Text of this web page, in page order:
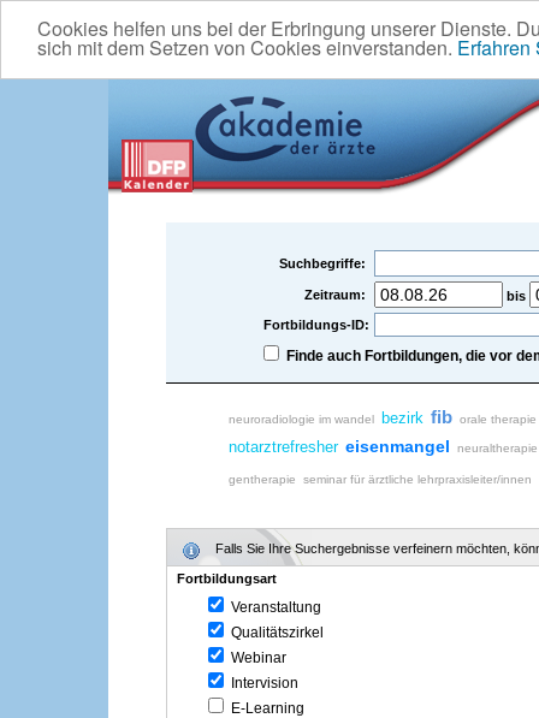
Cookies helfen uns bei der Erbringung unserer Dienste.
sich mit dem Setzen von Cookies einverstanden. Erfahren
Suchbegriffe:
Zeitraum:
bis
Fortbildungs-ID:
Finde auch Fortbildungen, die vor
neuroradiologie im wandel bezirk fib orale
notarztrefresher eisenmangel neuraltherapie
gentherapie seminar für ärztliche lehrpraxisleiter/innen
Falls Sie Ihre Suchergebnisse verfeinern möchten,
Fortbildungsart
Veranstaltung
Qualitätszirkel
Webinar
Intervision
E-Learning